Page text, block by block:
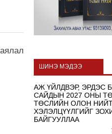
ШИНЭ МЭДЭЭ
АЖ ҮЙЛДВЭР, ЭРДЭС
САЙДЫН 2027 ОНЫ
ТӨСЛИЙН ОЛОН
ХЭЛЭЛЦҮҮЛГИЙГ
БАЙГУУЛЛАА